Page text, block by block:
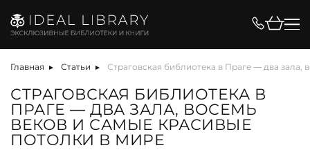
Главная Статьи Страговская библиотека в Праге — два зала,
СТРАГОВСКАЯ БИБЛИОТЕКА В
ПРАГЕ — ДВА ЗАЛА, ВОСЕМЬ
ВЕКОВ И САМЫЕ КРАСИВЫЕ
ПОТОЛКИ В МИРЕ